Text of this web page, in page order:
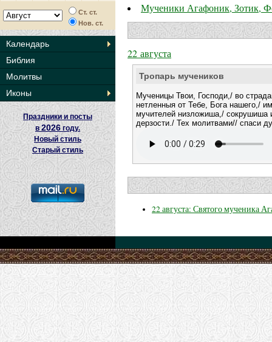
Ст. ст.
Нов. ст.
Календарь
Библия
Молитвы
Иконы
Праздники и посты
в2026 году.
Новый стиль
Старый стиль
Мученики Агафоник, Зотик,
22 августа
Тропарь мучеников
Мученицы Твои, Господи,/ во
нетленныя от Тебе, Бога нашего,/
мучителей низложиша,/
дерзости./ Тех молитвами// спаси
22 августа: Святого мученика